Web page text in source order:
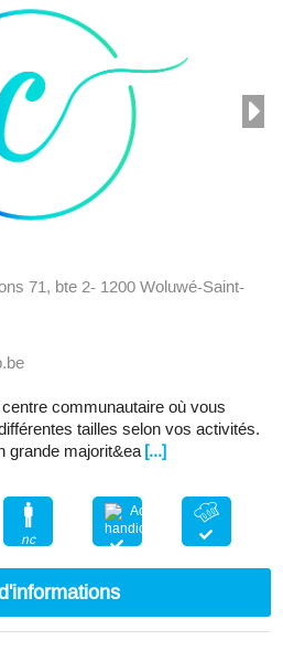
71, bte 2- 1200 Woluwé-Saint-
communautaire où vous
tailles selon vos activités.
grande majorit&ea[...]
nc